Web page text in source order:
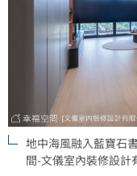
地中海風融入藍寶石
間-文儀室內裝修設計